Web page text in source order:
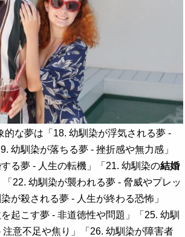
的な夢は「18. 幼馴染が浮気される夢 -
幼馴染が落ちる夢 - 挫折感や無力感」
する夢 - 人生の転機」「21. 幼馴染の結婚
22. 幼馴染が襲われる夢 - 脅威やプレッ
が殺される夢 - 人生が終わる恐怖」
を起こす夢 - 非道徳性や問題」「25. 幼馴
意不足や焦り」「26. 幼馴染が障害者